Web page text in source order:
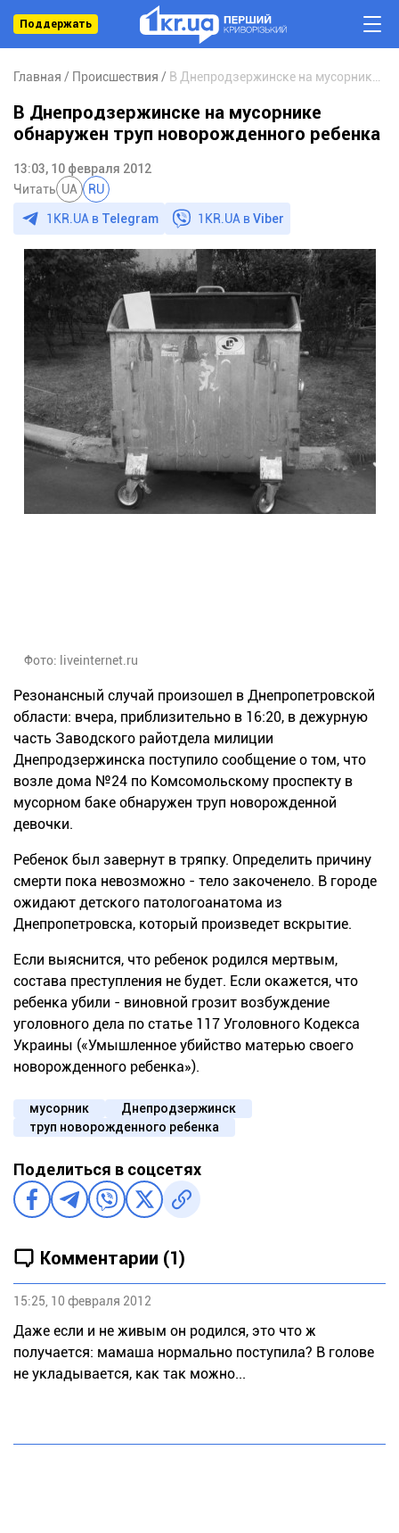
Поддержать
Главная Происшествия
В Днепродзержинске на мусорнике
обнаружен труп новорожденного ребенка
13:03, 10 февраля 2012
Читать UA RU
1KR.UA в Telegram 1KR.UA вViber
Фото: liveinternet.ru
Резонансный случай произошел в Днепропетровской
области: вчера, приблизительно в 16:20, в дежурную
часть Заводского райотдела милиции
Днепродзержинска поступило сообщение о том, что
возле дома №24 по Комсомольскому проспекту в
мусорном баке обнаружен труп новорожденной
девочки.
Ребенок был завернут в тряпку. Определить причину
смерти пока невозможно - тело закоченело. В городе
ожидают детского патологоанатома из
Днепропетровска, который произведет вскрытие.
Если выяснится, что ребенок родился мертвым,
состава преступления не будет. Если окажется, что
ребенка убили - виновной грозит возбуждение
уголовного дела по статье 117 Уголовного Кодекса
Украины («Умышленное убийство матерью своего
новорожденного ребенка»).
мусорник
Днепродзержинск
труп новорожденного ребенка
Поделиться в соцсетях
Комментарии (1)
15:25, 10 февраля 2012
Даже если и не живым он родился, это что ж
получается: мамаша нормально поступила? В голове
не укладывается, как так можно...